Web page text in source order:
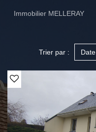
Immobilier MELLERAY
Trier par : Date